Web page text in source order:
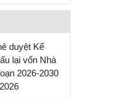
duyệt Kế
lại vốn Nhà
2026-2030